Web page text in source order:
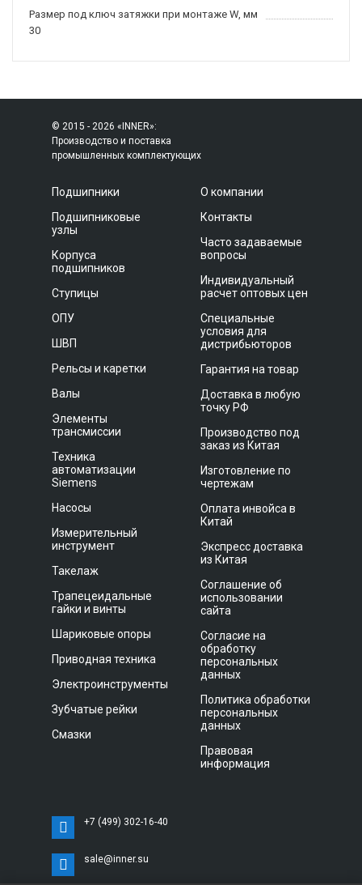
Размер под ключ затяжки при монтаже W, мм
30
© 2015 - 2026 «INNER»:
Производство и поставка
промышленных комплектующих
Подшипники
Подшипниковые
узлы
Корпуса
подшипников
Ступицы
ОПУ
ШВП
Рельсы и каретки
Валы
Элементы
трансмиссии
Техника
автоматизации
Siemens
Насосы
Измерительный
инструмент
Такелаж
Трапецеидальные
гайки и винты
Шариковые опоры
Приводная техника
Электроинструменты
Зубчатые рейки
Смазки
О компании
Контакты
Часто задаваемые
вопросы
Индивидуальный
расчет оптовых цен
Специальные
условия для
дистрибьюторов
Гарантия на товар
Доставка в любую
точку РФ
Производство под
заказ из Китая
Изготовление по
чертежам
Оплата инвойса в
Китай
Экспресс доставка
из Китая
Соглашение об
использовании
сайта
Согласие на
обработку
персональных
данных
Политика обработки
персональных
данных
Правовая
информация
+7 (499) 302-16-40
sale@inner.su